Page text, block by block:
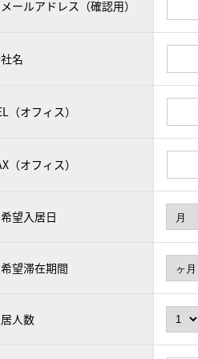
メールアドレス（確認用）
名
（オフィス）
（オフィス）
希望入居日
希望滞在期間
人数